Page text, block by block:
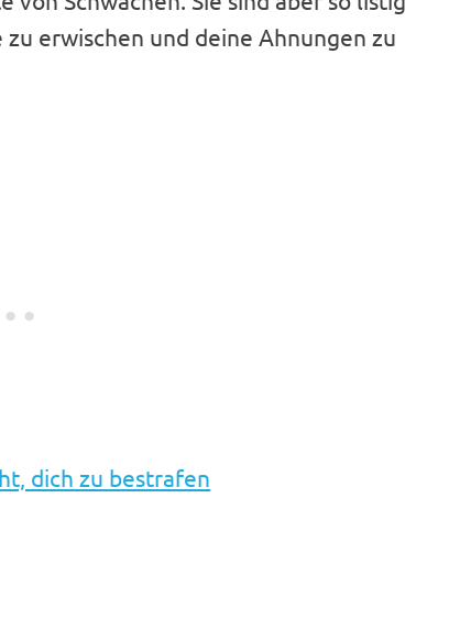
erwischen und deine Ahnungen zu
dich zu bestrafen